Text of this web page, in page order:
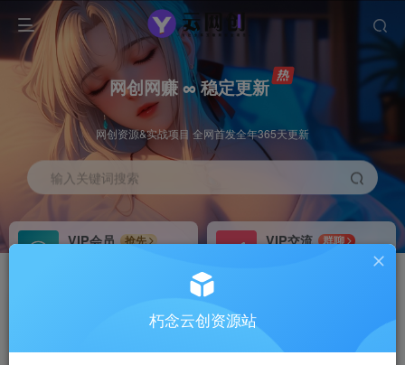
网创网赚 ∞ 稳定更新
网创资源&实战项目 全网首发全年365天更新
输入关键词搜索
VIP会员
抢先
VIP交流
群聊
研究探讨更多创业项目路子。
会员专属推广链接
搭建同款网站，自己当老板
朽念云创资源站